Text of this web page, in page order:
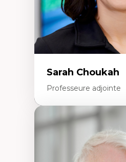
Sarah Choukah
Professeure adjointe
Expertises
Démocratisation des
technologies et
Données ouvertes